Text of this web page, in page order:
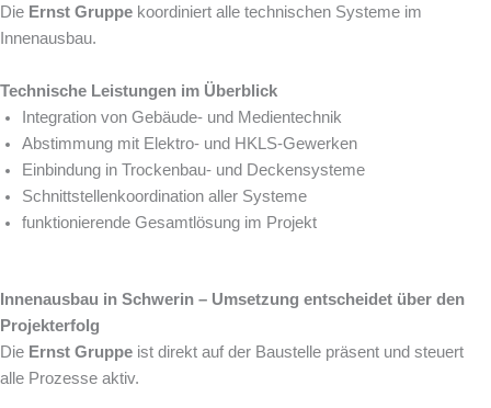
Die Ernst Gruppe koordiniert alle technischen Systeme im
Innenausbau.
Technische Leistungen im Überblick
Integration von Gebäude- und Medientechnik
Abstimmung mit Elektro- und HKLS-Gewerken
Einbindung in Trockenbau- und Deckensysteme
Schnittstellenkoordination aller Systeme
funktionierende Gesamtlösung im Projekt
Innenausbau in Schwerin – Umsetzung entscheidet über den
Projekterfolg
Die Ernst Gruppe ist direkt auf der Baustelle präsent und steuert
alle Prozesse aktiv.